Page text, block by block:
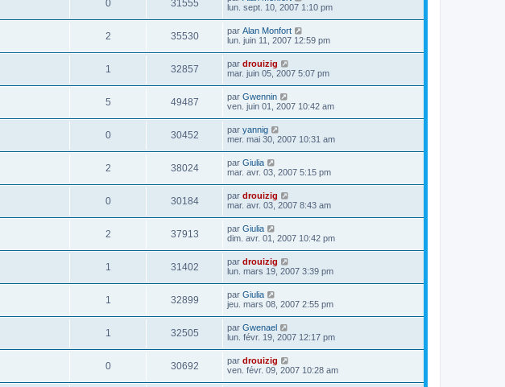
0 31555
lun. sept. 10, 2007 1:10 pm
2 35530 par Alan Monfort
lun. juin 11, 2007 12:59 pm
1 32857 par drouizig
mar. juin 05, 2007 5:07 pm
5 49487 par Gwennin
ven. juin 01, 2007 10:42 am
0 30452 par yannig
mer. mai 30, 2007 10:31 am
2 38024 par Giulia
mar. avr. 03, 2007 5:15 pm
0 30184 par drouizig
mar. avr. 03, 2007 8:43 am
2 37913 par Giulia
dim. avr. 01, 2007 10:42 pm
1 31402 par drouizig
lun. mars 19, 2007 3:39 pm
1 32899 par Giulia
jeu. mars 08, 2007 2:55 pm
1 32505 par Gwenael
lun. févr. 19, 2007 12:17 pm
0 30692 par drouizig
ven. févr. 09, 2007 10:28 am